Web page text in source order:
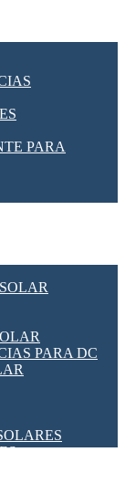
PARA
PARA DC